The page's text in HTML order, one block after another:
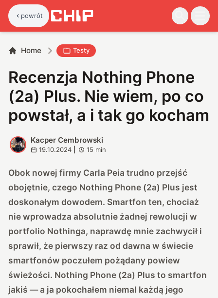
powrót
Home Testy
Recenzja Nothing Phone
(2a) Plus. Nie wiem, po co
powstał, a i tak go kocham
K
Kacper Cembrowski
19.10.2024 15 min
Obok nowej firmy Carla Peia trudno przejść
obojętnie, czego Nothing Phone (2a) Plus jest
doskonałym dowodem. Smartfon ten, chociaż
nie wprowadza absolutnie żadnej rewolucji w
portfolio Nothinga, naprawdę mnie zachwycił i
sprawił, że pierwszy raz od dawna w świecie
smartfonów poczułem pożądany powiew
świeżości. Nothing Phone (2a) Plus to smartfon
jakiś — a ja pokochałem niemal każdą jego